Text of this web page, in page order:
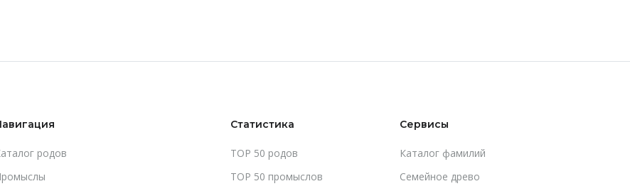
родов
Статистика
TOP 50 родов
TOP 50 промыслов
Сервисы
Каталог фамилий
Cемейное древо